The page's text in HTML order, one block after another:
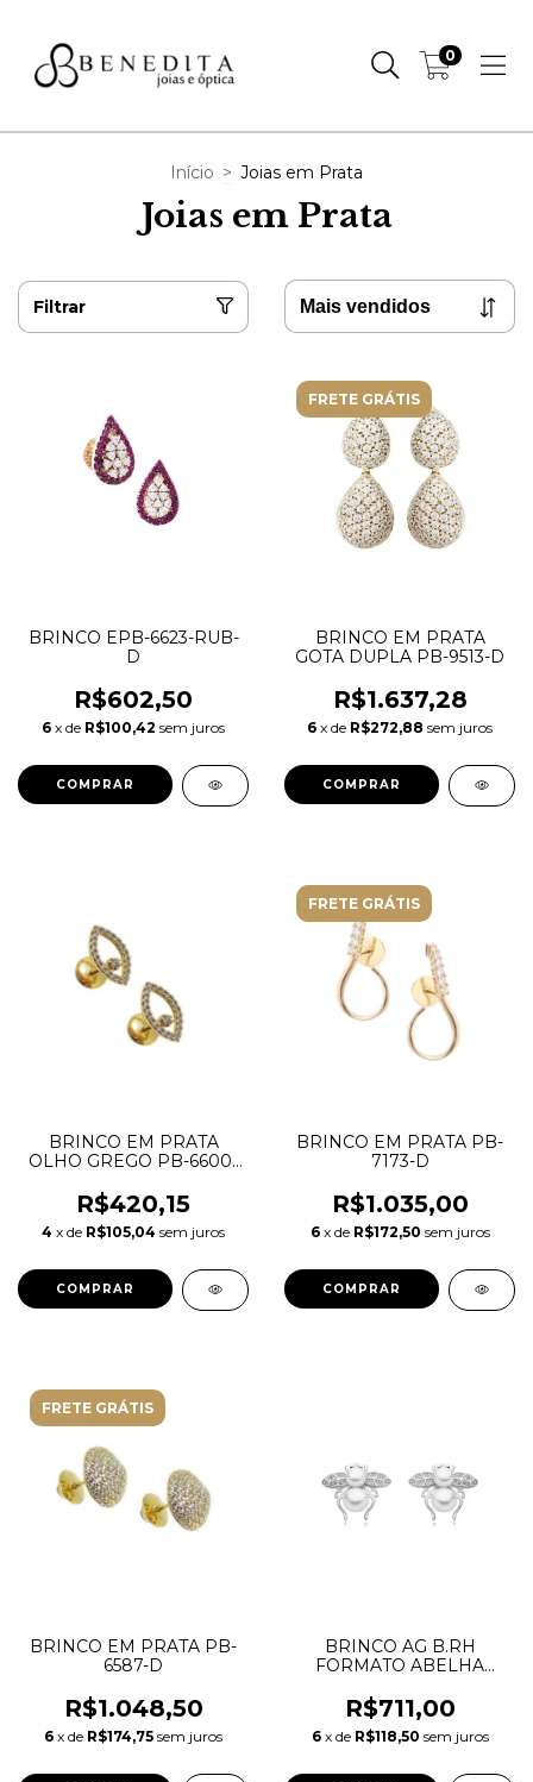
0
Início > Joias em Prata
Joias em Prata
Filtrar
BRINCO EPB-6623-RUB-
D
R$602,50
6 x de R$100,42 sem juros
FRETE GRÁTIS
BRINCO EM PRATA
GOTA DUPLA PB-9513-D
R$1.637,28
6 x de R$272,88 sem juros
BRINCO EM PRATA
OLHO GREGO PB-6600-
R$420,15
4 x de R$105,04 sem juros
FRETE GRÁTIS
BRINCO EM PRATA PB-
7173-D
R$1.035,00
6 x de R$172,50 sem juros
FRETE GRÁTIS
BRINCO EM PRATA PB-
6587-D
R$1.048,50
6 x de R$174,75 sem juros
BRINCO AG B.RH
FORMATO ABELHA
CRAVEJADAS ZIRCONIAS
DRIBRRH.1454
R$711,00
6 x de R$118,50 sem juros